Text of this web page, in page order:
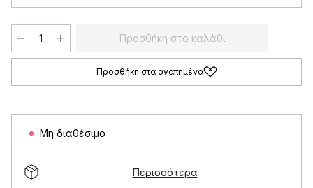
Προσθήκη στο καλάθι
Προσθήκη στα αγαπημένα
Μη διαθέσιμο
Περισσότερα